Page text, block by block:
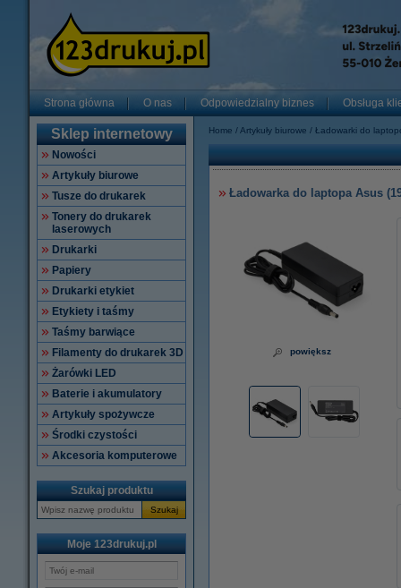
Strona główna O nas Odpowiedzialny biznes Obsługa
Sklep internetowy
Nowości
Artykuły biurowe
Tusze do drukarek
Tonery do drukarek
laserowych
Drukarki
Papiery
Drukarki etykiet
Etykiety i taśmy
Taśmy barwiące
Filamenty do drukarek 3D
Żarówki LED
Baterie i akumulatory
Artykuły spożywcze
Środki czystości
Akcesoria komputerowe
Szukaj produktu
Szukaj
Moje 123drukuj.pl
Home Artykuły biurowe Ładowarki do
Ładowarka do laptopa Asus
powiększ